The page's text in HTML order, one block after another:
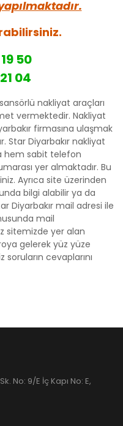
50
04
nakliyat araçları
vermektedir. Nakliyat
firmasına ulaşmak
Star Diyarbakır nakliyat
hem sabit telefon
yer almaktadır. Bu
Ayrıca site üzerinden
bilgi alabilir ya da
Diyarbakır mail adresi ile
mail
sitemizde yer alan
gelerek yüz yüze
cevaplarını
No: 9/E İç Kapı No: E,